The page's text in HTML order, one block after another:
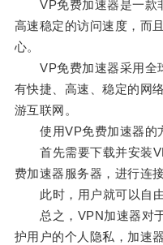
VP免费加速器是一款
高速稳定的访问速度，而
心。
VP免费加速器采用全
有快捷、高速、稳定的网
游互联网。
使用VP免费加速器的方
首先需要下载并安装
费加速器服务器，进行连接
此时，用户就可以自由
总之，VPN加速器对于
护用户的个人隐私，加速